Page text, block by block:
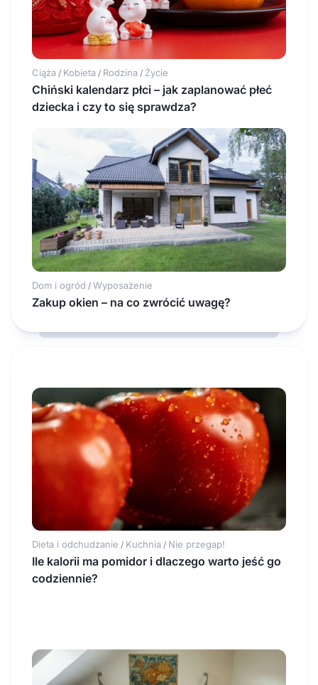
Ciąża / Kobieta / Rodzina / Życie
Chiński kalendarz płci – jak zaplanować płeć
dziecka i czy to się sprawdza?
Dom i ogród / Wyposażenie
Zakup okien – na co zwrócić uwagę?
Dieta i odchudzanie / Kuchnia / Nie przegap!
Ile kalorii ma pomidor i dlaczego warto jeść go
codziennie?